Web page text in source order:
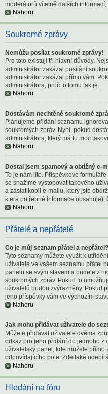
moderátorů včetně dalších
Nahoru
Soukromé zprávy
Nemůžu posílat soukromé zprávy!
Pro toto existují tři hlavní důvody.
administrátor zakázal posílání
administrátor zakázal přímo vám.
administrátora, proč to tomu tak je.
Nahoru
Dostávám nechtěné soukromé
Plánujeme přidání seznamu
soukromých zpráv. Nyní, pokud
administrátora, který má tu moc
Nahoru
Dostal jsem spamový a obtížný e-
To je nám líto. Příspěvkové
se snažíme vystopovat takového
a zaslat kopii e-mailu, který jste
která potřebné informace obsahuje).
Nahoru
Přátelé a nepřátelé
Co je můj seznam přátel a nepřátel?
Tyto seznamy můžete využít k
uživatelé ve vašem seznamu přátel
panelu se svým stavem a budete z
soukromých zpráv. Pokud to
uživatelů budou zvýrazněny. Pokud
jeho příspěvky vám ve výchozím
Nahoru
Jak mohu přidávat uživatele do
Můžete přidávat uživatele dvěma
odkaz pro jeho přidání do jednoho z
uživatelský panel, kde můžete přímo
odpovídajícího pole. Zde také
Nahoru
Hledání na fóru